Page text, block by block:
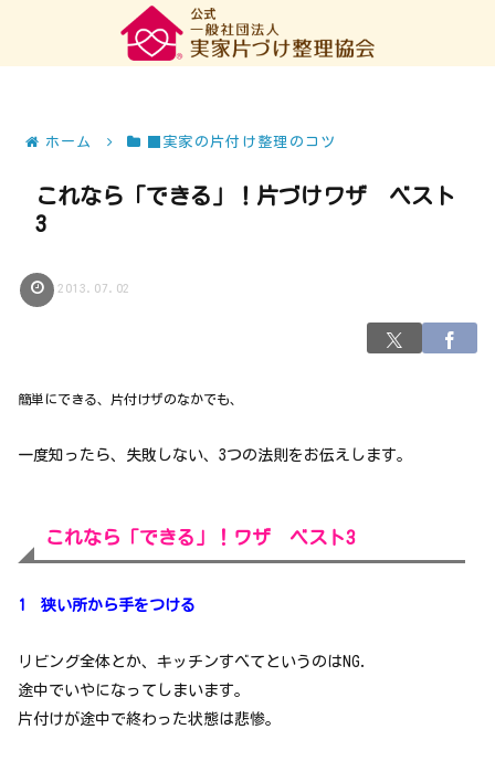
ホーム ■実家の片付け整理のコツ
これなら「できる」！片づけワザ ベスト
3
2013.07.02
簡単にできる、片付けザのなかでも、
一度知ったら、失敗しない、3つの法則をお伝えします。
これなら「できる」！ワザ ベスト3
1 狭い所から手をつける
リビング全体とか、キッチンすべてというのはNG.
途中でいやになってしまいます。
片付けが途中で終わった状態は悲惨。